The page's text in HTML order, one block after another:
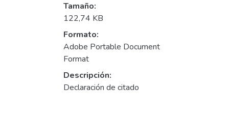
Tamaño:
122,74 KB
Formato:
Adobe Portable Document
Format
Descripción:
Declaración de citado